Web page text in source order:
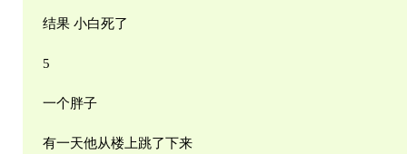
结果 小白死了
5
一个胖子
有一天他从楼上跳了下来